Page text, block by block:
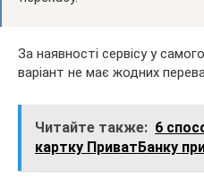
За наявності сервісу у
варіант не має жодних
Читайте также: 6
картку ПриватБанку при